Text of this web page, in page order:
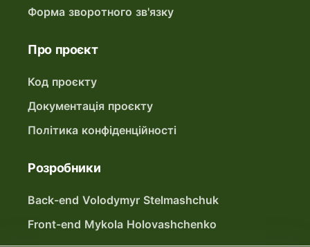
Форма зворотного зв'язку
Про проєкт
Код проєкту
Документація проєкту
Політика конфіденційності
Розробники
Back-end Volodymyr Stelmashchuk
Front-end Mykola Holovashchenko